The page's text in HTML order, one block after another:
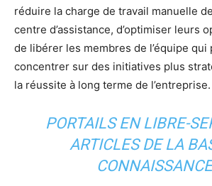
réduire la charge de travail manuelle
centre d’assistance, d’optimiser leurs
de libérer les membres de l’équipe qui
concentrer sur des initiatives plus
la réussite à long terme de l’entreprise.
PORTAILS EN LIBRE-
ARTICLES DE LA